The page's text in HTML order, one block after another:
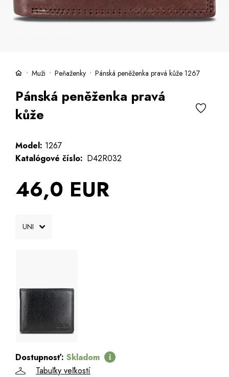
Muži Peňaženky Pánská peněženka pravá kůže 1267
Pánská peněženka pravá
kůže
Model: 1267
Katalógové číslo: D42R032
46,0 EUR
Dostupnosť: Skladom
Tabuľky veľkostí